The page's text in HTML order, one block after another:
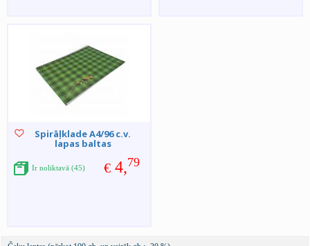
Spirāļklade A4/96 c.v.
lapas baltas
€ 4,79
Ir noliktavā (45)